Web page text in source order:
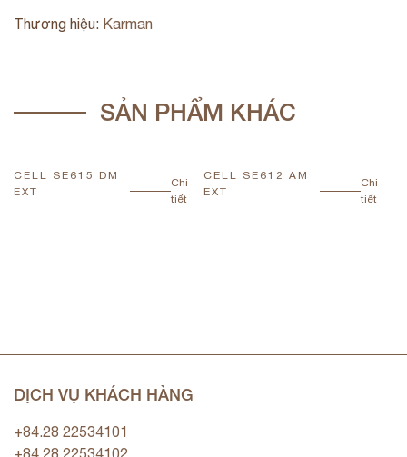
Thương hiệu: Karman
SẢN PHẨM KHÁC
CELL SE615 DM
EXT
Chi
tiết
CELL SE612 AM
EXT
Chi
tiết
DỊCH VỤ KHÁCH HÀNG
+84.28 22534101
+84.28 22534102